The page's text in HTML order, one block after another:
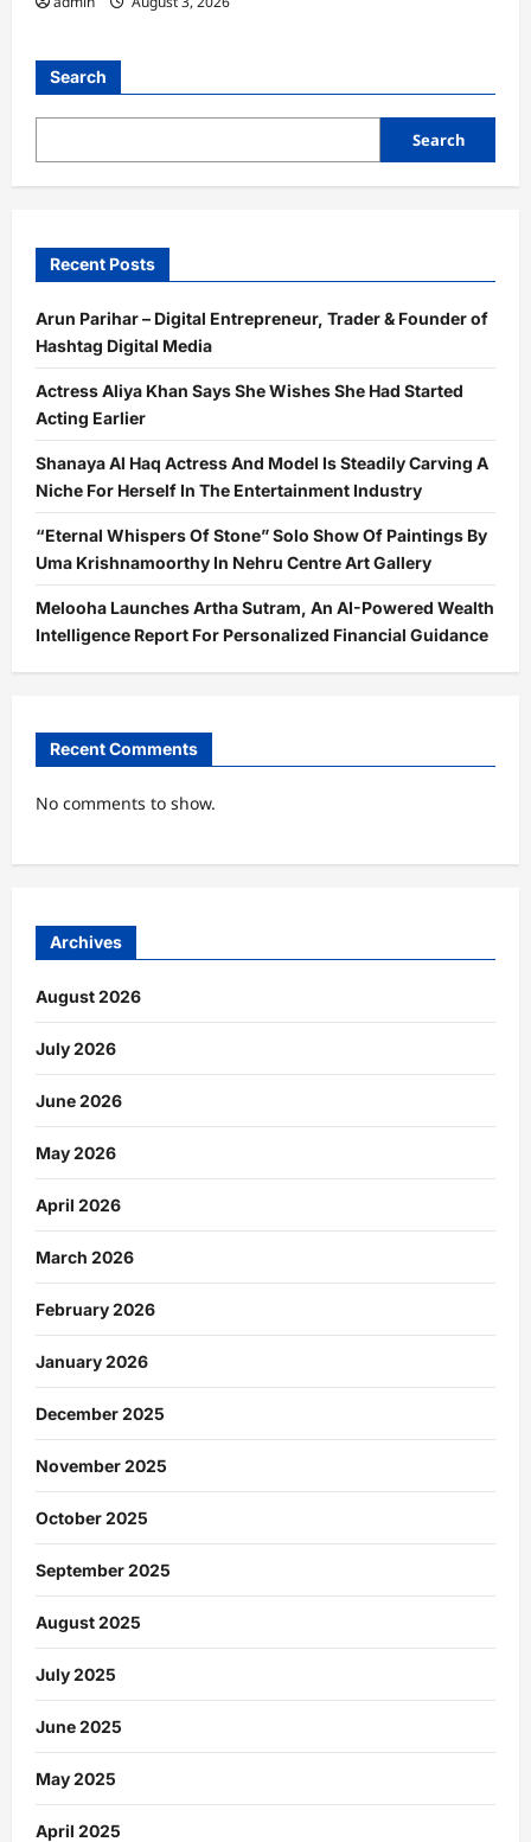
Search
Search
Recent Posts
Arun Parihar – Digital Entrepreneur, Trader & Founder of
Hashtag Digital Media
Actress Aliya Khan Says She Wishes She Had Started
Acting Earlier
Shanaya Al Haq Actress And Model Is Steadily Carving A
Niche For Herself In The Entertainment Industry
“Eternal Whispers Of Stone” Solo Show Of Paintings By
Uma Krishnamoorthy In Nehru Centre Art Gallery
Melooha Launches Artha Sutram, An AI-Powered Wealth
Intelligence Report For Personalized Financial Guidance
Recent Comments
No comments to show.
Archives
August 2026
July 2026
June 2026
May 2026
April 2026
March 2026
February 2026
January 2026
December 2025
November 2025
October 2025
September 2025
August 2025
July 2025
June 2025
May 2025
April 2025